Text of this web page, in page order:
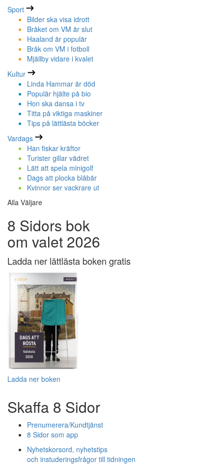
Sport
Bilder ska visa idrott
Bråket om VM är slut
Haaland är populär
Bråk om VM i fotboll
Mjällby vidare i kvalet
Kultur
Linda Hammar är död
Populär hjälte på bio
Hon ska dansa i tv
Titta på viktiga maskiner
Tips på lättlästa böcker
Vardags
Han fiskar kräftor
Turister gillar vädret
Lätt att spela minigolf
Dags att plocka blåbär
Kvinnor ser vackrare ut
Alla Väljare
8 Sidors bok
om valet 2026
Ladda ner lättlästa boken gratis
Ladda ner boken
Skaffa 8 Sidor
Prenumerera/Kundtjänst
8 Sidor som app
Nyhetskorsord, nyhetstips
och instuderingsfrågor till tidningen